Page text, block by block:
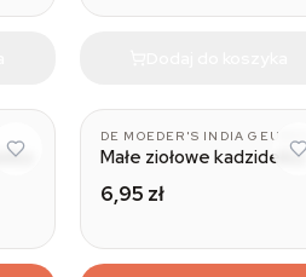
DE MOEDER'S INDIA GEUREN
Małe ziołowe kadzidełka
6,95 zł